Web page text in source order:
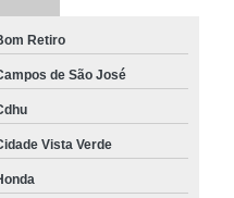
Retiro
de São José
Vista Verde